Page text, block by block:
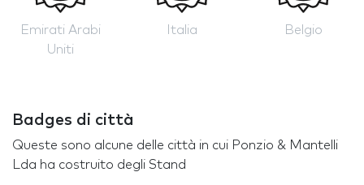
Emirati Arabi
Uniti
Italia Belgio
Badges di città
Queste sono alcune delle città in cui Ponzio & Mantelli
Lda ha costruito degli Stand